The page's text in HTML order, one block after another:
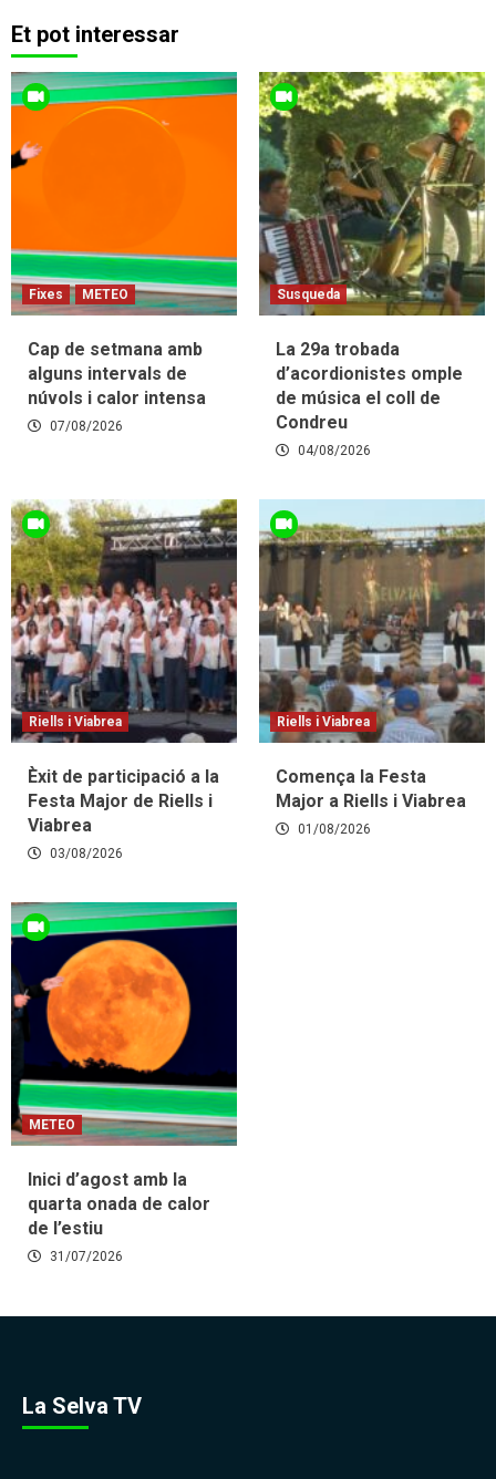
Et pot interessar
Fixes METEO
Cap de setmana amb
alguns intervals de
núvols i calor intensa
07/08/2026
Susqueda
La 29a trobada
d’acordionistes omple
de música el coll de
Condreu
04/08/2026
Riells i Viabrea
Èxit de participació a la
Festa Major de Riells i
Viabrea
03/08/2026
Riells i Viabrea
Comença la Festa
Major a Riells i Viabrea
01/08/2026
METEO
Inici d’agost amb la
quarta onada de calor
de l’estiu
31/07/2026
La Selva TV